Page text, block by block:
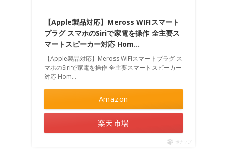
【Apple製品対応】Meross WIFIスマート
プラグ スマホのSiriで家電を操作 全主要ス
マートスピーカー対応 Hom…
【Apple製品対応】Meross WIFIスマートプラグ ス
マホのSiriで家電を操作 全主要スマートスピーカー
対応 Hom…
Amazon
楽天市場
ポチップ